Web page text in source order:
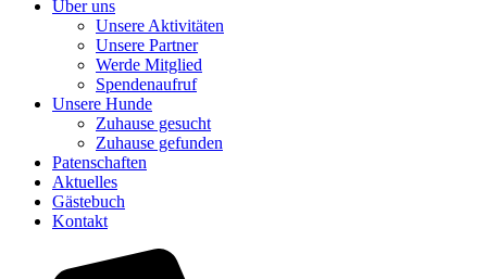
Über uns
Unsere Aktivitäten
Unsere Partner
Werde Mitglied
Spendenaufruf
Unsere Hunde
Zuhause gesucht
Zuhause gefunden
Patenschaften
Aktuelles
Gästebuch
Kontakt